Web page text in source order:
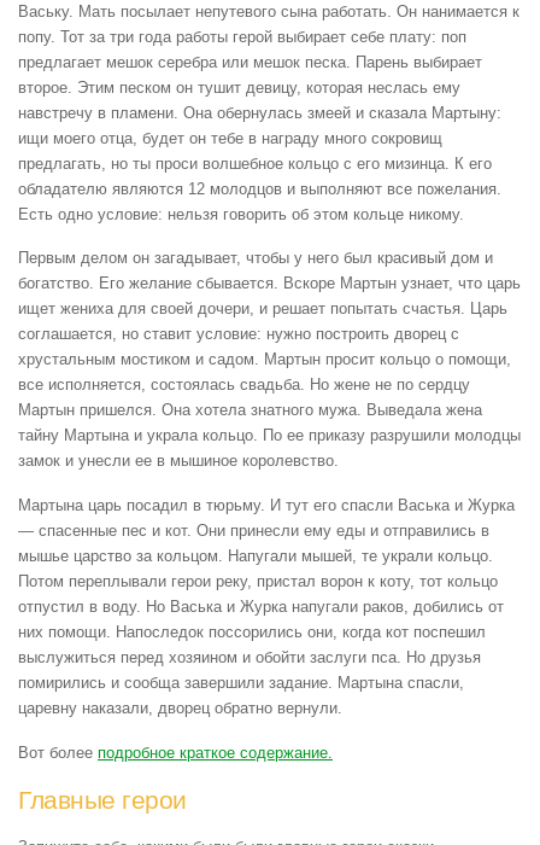
Ваську. Мать посылает непутевого сына работать. Он нанимается к
попу. Тот за три года работы герой выбирает себе плату: поп
предлагает мешок серебра или мешок песка. Парень выбирает
второе. Этим песком он тушит девицу, которая неслась ему
навстречу в пламени. Она обернулась змеей и сказала Мартыну:
ищи моего отца, будет он тебе в награду много сокровищ
предлагать, но ты проси волшебное кольцо с его мизинца. К его
обладателю являются 12 молодцов и выполняют все пожелания.
Есть одно условие: нельзя говорить об этом кольце никому.
Первым делом он загадывает, чтобы у него был красивый дом и
богатство. Его желание сбывается. Вскоре Мартын узнает, что царь
ищет жениха для своей дочери, и решает попытать счастья. Царь
соглашается, но ставит условие: нужно построить дворец с
хрустальным мостиком и садом. Мартын просит кольцо о помощи,
все исполняется, состоялась свадьба. Но жене не по сердцу
Мартын пришелся. Она хотела знатного мужа. Выведала жена
тайну Мартына и украла кольцо. По ее приказу разрушили молодцы
замок и унесли ее в мышиное королевство.
Мартына царь посадил в тюрьму. И тут его спасли Васька и Журка
— спасенные пес и кот. Они принесли ему еды и отправились в
мышье царство за кольцом. Напугали мышей, те украли кольцо.
Потом переплывали герои реку, пристал ворон к коту, тот кольцо
отпустил в воду. Но Васька и Журка напугали раков, добились от
них помощи. Напоследок поссорились они, когда кот поспешил
выслужиться перед хозяином и обойти заслуги пса. Но друзья
помирились и сообща завершили задание. Мартына спасли,
царевну наказали, дворец обратно вернули.
Вот более подробное краткое содержание.
Главные герои